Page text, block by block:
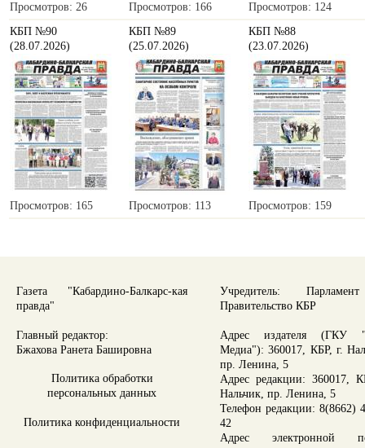
Просмотров: 26 Просмотров: 166
Просмотров: 124
КБП №90
(28.07.2026)
Просмотров: 165
КБП №89
(25.07.2026)
Просмотров: 113
КБП №88
(23.07.2026)
Просмотров: 159
Газета "Кабардино-Балкарс-кая
правда"
Главный редактор:
Бжахова Ранета Башировна
Политика обработки
персональных данных
Политика конфиденциальности
Учредитель:
Правительство КБР
Адрес издателя (ГКУ
Медиа"): 360017, КБР, г.
пр. Ленина, 5
Адрес редакции: 360017,
Нальчик, пр. Ленина, 5
Телефон редакции: 8(8662)
42
Адрес электронной